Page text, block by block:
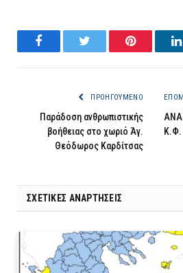
FacebookTwitter Pinterest
ΠΡΟΗΓΟΎΜΕΝΟ
Παράδοση ανθρωπιστικής
βοήθειας στο χωριό Άγ.
Θεόδωρος Καρδίτσας
Κ.Φ.
ΣΧΕΤΙΚΈΣ ΑΝΑΡΤΉΣΕΙΣ